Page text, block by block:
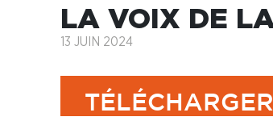
LA VOIX DE
13 JUIN 2024
TÉLÉCHARGER